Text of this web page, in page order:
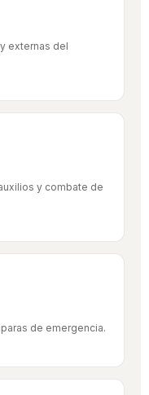
externas del
y combate de
de emergencia.